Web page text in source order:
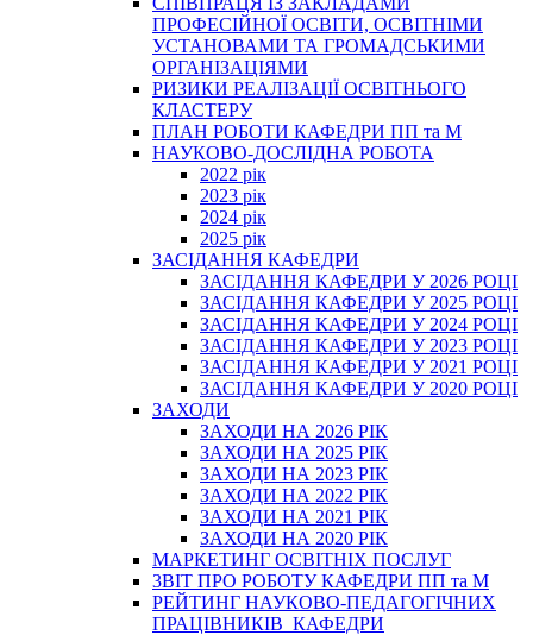
ПРОФЕСІЙНОЇ ОСВІТИ, ОСВІТНІМИ
УСТАНОВАМИ ТА ГРОМАДСЬКИМИ
ОРГАНІЗАЦІЯМИ
РИЗИКИ РЕАЛІЗАЦІЇ ОСВІТНЬОГО
КЛАСТЕРУ
ПЛАН РОБОТИ КАФЕДРИ ПП та М
НАУКОВО-ДОСЛІДНА РОБОТА
2022 рік
2023 рік
2024 рік
2025 рік
ЗАСІДАННЯ КАФЕДРИ
ЗАСІДАННЯ КАФЕДРИ У 2026 РОЦІ
ЗАСІДАННЯ КАФЕДРИ У 2025 РОЦІ
ЗАСІДАННЯ КАФЕДРИ У 2024 РОЦІ
ЗАСІДАННЯ КАФЕДРИ У 2023 РОЦІ
ЗАСІДАННЯ КАФЕДРИ У 2021 РОЦІ
ЗАСІДАННЯ КАФЕДРИ У 2020 РОЦІ
ЗАХОДИ
ЗАХОДИ НА 2026 РІК
ЗАХОДИ НА 2025 РІК
ЗАХОДИ НА 2023 РІК
ЗАХОДИ НА 2022 РІК
ЗАХОДИ НА 2021 РІК
ЗАХОДИ НА 2020 РІК
МАРКЕТИНГ ОСВІТНІХ ПОСЛУГ
3BIT ПРО РОБОТУ КАФЕДРИ ПП та М
РЕЙТИНГ НАУКОВО-ПЕДАГОГІЧНИХ
ПРАЦІВНИКІВ КАФЕДРИ